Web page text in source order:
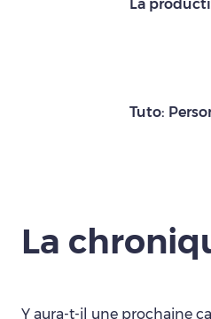
La
Tuto:
La
Y aura-t-il une prochaine